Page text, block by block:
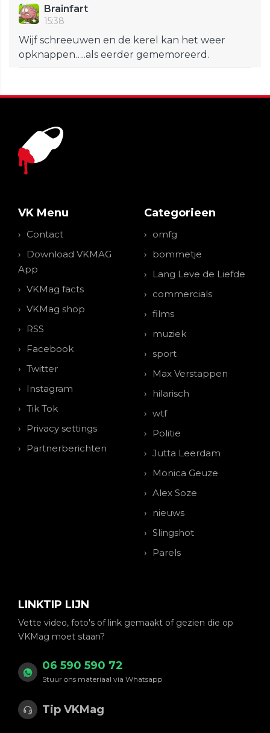
Brainfart
15:38
Wijf schreeuwen en de kerel kan het weer
opknappen…..als eerder gememoreerd.
VK Menu
Contact
Download VKMAG
App
VKMag facts
VKMag shop
RSS
Facebook
Twitter
Instagram
Tik Tok
Privacy settings
Partnerberichten
Categorieen
omfg
bommetje
Lang Leve de Liefde
commercials
films
muziek
sport
Max Verstappen
hilarisch
wtf
Politie
Jutta Leerdam
Monica Geuze
Alex Soze
nieuws
Slingshot
Parels
LINKTIP LIJN
Vette video, foto's of link gemaakt of gezien die op
VKMag moet staan?
06 590 590 72
Stuur ons materiaal via Whatsapp
Tip VKMag